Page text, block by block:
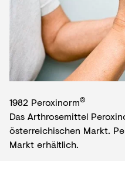
1982 Peroxinorm®
Das Arthrosemittel
österreichischen Markt.
Markt erhältlich.